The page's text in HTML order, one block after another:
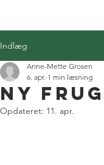
Indlæg
Ny
Anne-Mette Grosen
6. apr. 1 min læsning
Opdateret: 11. apr.